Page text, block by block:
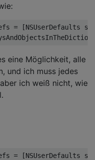
= [NSUserDefaults
eine Möglichkeit, alle
und ich muss jedes
ich weiß nicht, wie
= [NSUserDefaults